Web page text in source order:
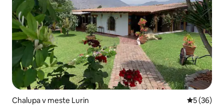
Chalupa v meste Lurin
5 (36)